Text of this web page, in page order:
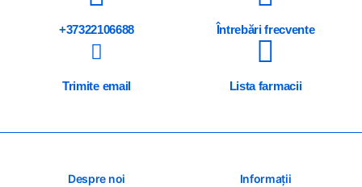
+37322106688 Întrebări frecvente
Trimite email Lista farmacii
Despre noi Informații